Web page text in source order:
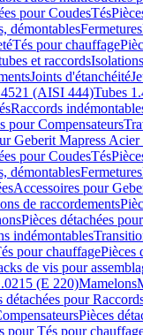
pour CoudesTés
démontablesFermetures
Tés pour chauffage
et raccords
Joints d'étanchéité
(AISI 444)Tubes
Raccords
pour Compensateurs
Geberit Mapress
pour CoudesTés
démontablesFermetures
Accessoires pour
de raccordements
Pièces détachées
indémontables
pour chauffagePièces
de vis pour
(E 220)Mamelons
détachées pour
Pièces
pour Tés pour